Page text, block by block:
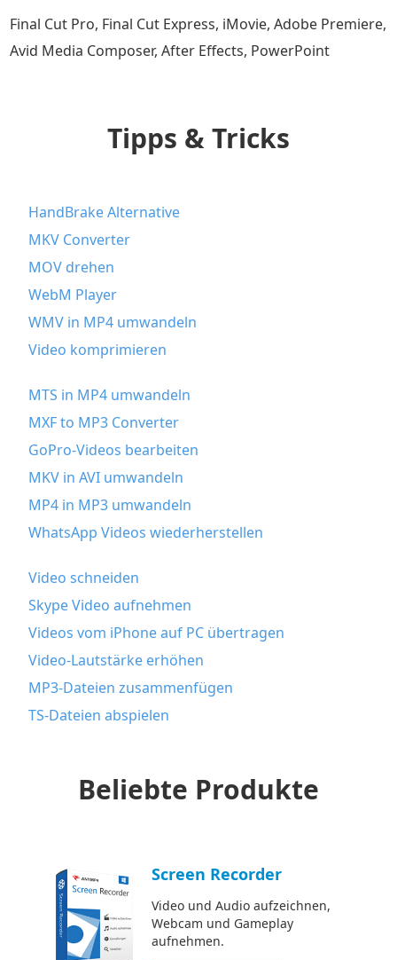
Final Cut Pro, Final Cut Express, iMovie, Adobe Premiere,
Avid Media Composer, After Effects, PowerPoint
Tipps & Tricks
HandBrake Alternative
MKV Converter
MOV drehen
WebM Player
WMV in MP4 umwandeln
Video komprimieren
MTS in MP4 umwandeln
MXF to MP3 Converter
GoPro-Videos bearbeiten
MKV in AVI umwandeln
MP4 in MP3 umwandeln
WhatsApp Videos wiederherstellen
Video schneiden
Skype Video aufnehmen
Videos vom iPhone auf PC übertragen
Video-Lautstärke erhöhen
MP3-Dateien zusammenfügen
TS-Dateien abspielen
Beliebte Produkte
Screen Recorder
Video und Audio aufzeichnen,
Webcam und Gameplay
aufnehmen.